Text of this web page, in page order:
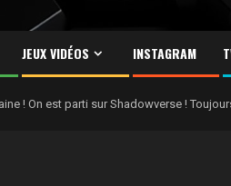
JEUX VIDÉOS INSTAGRAM
! On est parti sur Shadowverse !